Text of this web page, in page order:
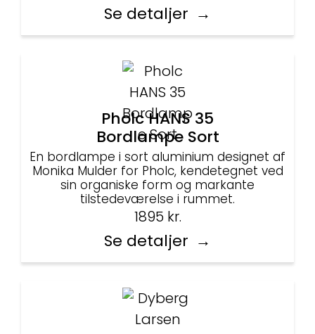
Se detaljer
Pholc HANS 35
Bordlampe Sort
En bordlampe i sort aluminium designet af
Monika Mulder for Pholc, kendetegnet ved
sin organiske form og markante
tilstedeværelse i rummet.
1895 kr.
Se detaljer